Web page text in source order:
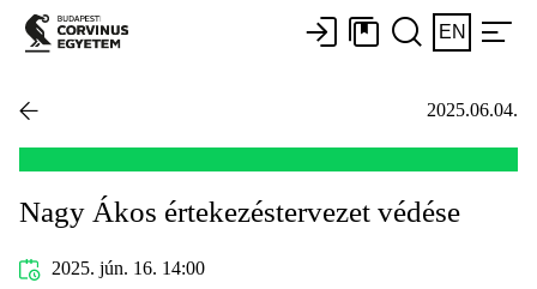
EN
2025.06.04.
Nagy Ákos értekezéstervezet védése
2025. jún. 16. 14:00